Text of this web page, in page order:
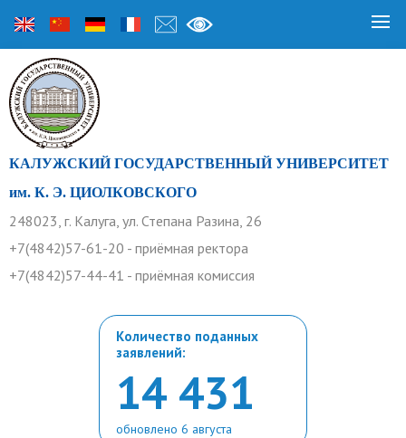
КАЛУЖСКИЙ ГОСУДАРСТВЕННЫЙ УНИВЕРСИТЕТ
им. К. Э. ЦИОЛКОВСКОГО
248023, г. Калуга, ул. Степана Разина, 26
+7(4842)57-61-20 - приёмная ректора
+7(4842)57-44-41 - приёмная комиссия
Количество поданных
заявлений:
14 431
обновлено 6 августа